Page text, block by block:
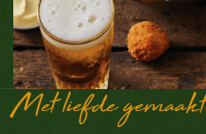
Met liefde gemaakt